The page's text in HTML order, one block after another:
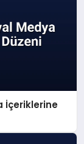
İçeriklerine